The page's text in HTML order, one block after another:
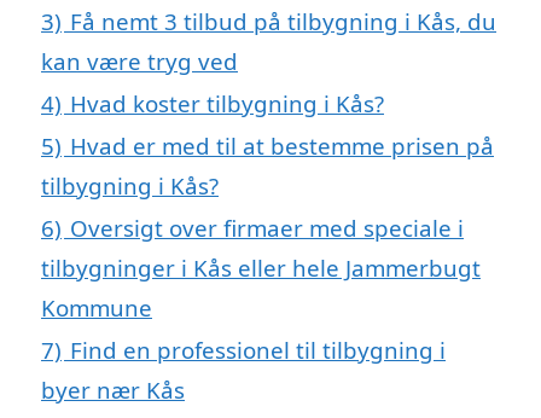
3) Få nemt 3 tilbud på tilbygning i Kås, du
kan være tryg ved
4) Hvad koster tilbygning i Kås?
5) Hvad er med til at bestemme prisen på
tilbygning i Kås?
6) Oversigt over firmaer med speciale i
tilbygninger i Kås eller hele Jammerbugt
Kommune
7) Find en professionel til tilbygning i
byer nær Kås